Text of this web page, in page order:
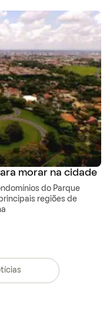
morar na cidade
do Parque
regiões de